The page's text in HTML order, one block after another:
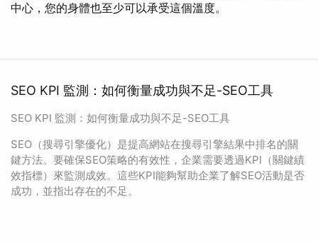
中心，您的身體也至少可以承受這個溫度。
SEO KPI 監測：如何衡量成功與不足-SEO工具
SEO KPI 監測：如何衡量成功與不足-SEO工具
SEO（搜尋引擎優化）是提高網站在搜尋引擎結果中排名的關
鍵方法。要確保SEO策略的有效性，企業需要透過KPI（關鍵績
效指標）來監測成效。這些KPI能夠幫助企業了解SEO活動是否
成功，並指出存在的不足。